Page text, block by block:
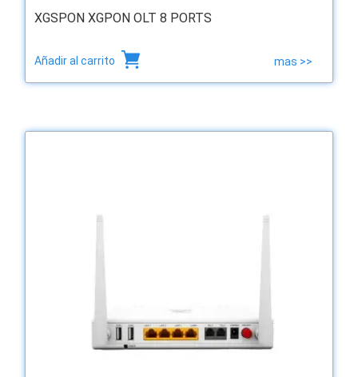
XGSPON XGPON OLT 8 PORTS
Añadir al carrito mas >>